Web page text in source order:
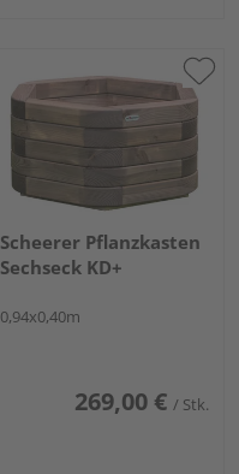
Scheerer Pflanzkasten
Sechseck KD+
0,94x0,40m
269,00 € / Stk.